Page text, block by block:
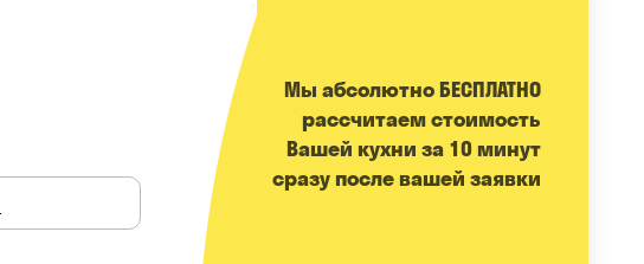
Мы абсолютно БЕСПЛАТНО
расcчитаем стоимость
Вашей кухни за 10 минут
сразу после вашей заявки